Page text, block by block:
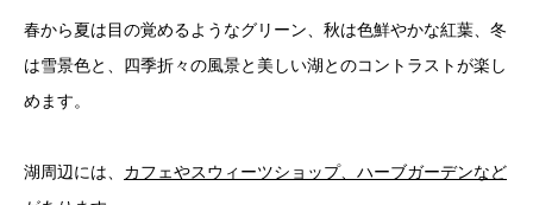
春から夏は目の覚めるようなグリーン、秋は色鮮やかな紅葉、冬
は雪景色と、四季折々の風景と美しい湖とのコントラストが楽し
めます。
湖周辺には、 カフェやスウィーツショップ、ハーブガーデンなど